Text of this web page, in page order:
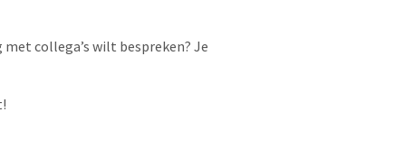
collega’s wilt bespreken? Je